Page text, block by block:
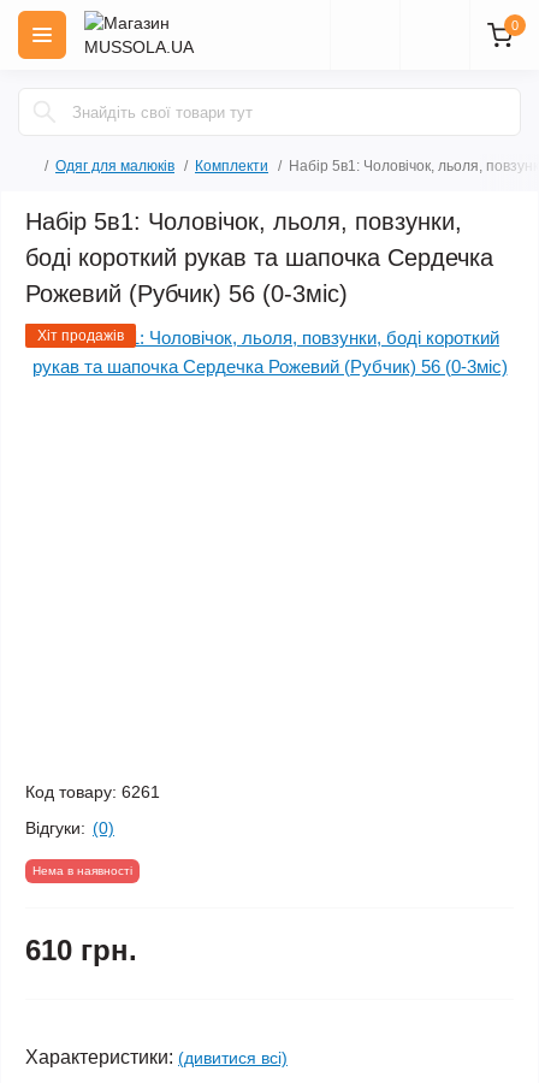
0
Одяг для малюків Комплекти Набір 5в1: Чоловічок, льоля,
Набір 5в1: Чоловічок, льоля, повзунки,
боді короткий рукав та шапочка Сердечка
Рожевий (Рубчик) 56 (0-3міс)
Хіт продажів
Код товару: 6261
Відгуки: (0)
Нема в наявності
610 грн.
Характеристики: (дивитися всі)